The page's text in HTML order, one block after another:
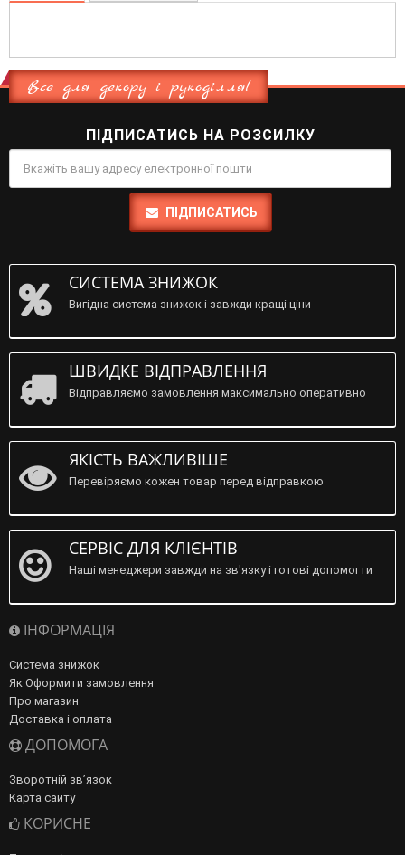
Все для декору і рукоділля!
ПІДПИСАТИСЬ НА РОЗСИЛКУ
ПІДПИСАТИСЬ
СИСТЕМА ЗНИЖОК
Вигідна система знижок і завжди кращі ціни
ШВИДКЕ ВІДПРАВЛЕННЯ
Відправляємо замовлення максимально оперативно
ЯКІСТЬ ВАЖЛИВІШЕ
Перевіряємо кожен товар перед відправкою
СЕРВІС ДЛЯ КЛІЄНТІВ
Наші менеджери завжди на зв'язку і готові допомогти
ІНФОРМАЦІЯ
Система знижок
Як Оформити замовлення
Про магазин
Доставка і оплата
ДОПОМОГА
Зворотній зв’язок
Карта сайту
КОРИСНЕ